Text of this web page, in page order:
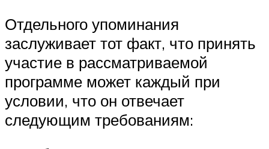
Отдельного упоминания
заслуживает тот факт, что принять
участие в рассматриваемой
программе может каждый при
условии, что он отвечает
следующим требованиям: